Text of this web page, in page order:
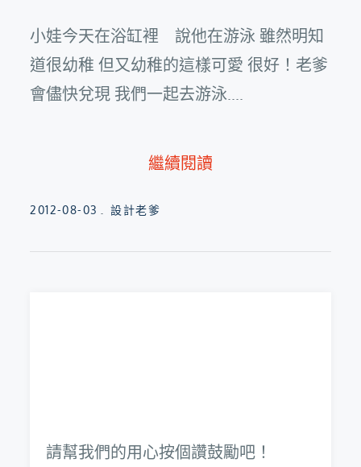
小娃今天在浴缸裡 說他在游泳 雖然明知
道很幼稚 但又幼稚的這樣可愛 很好！老爹
會儘快兌現 我們一起去游泳....
繼續閱讀
Posted
2012-08-03 設計老爹
請幫我們的用心按個讚鼓勵吧！